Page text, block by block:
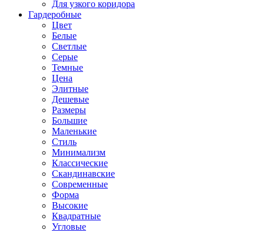
Для узкого коридора
Гардеробные
Цвет
Белые
Светлые
Серые
Темные
Цена
Элитные
Дешевые
Размеры
Большие
Маленькие
Стиль
Минимализм
Классические
Скандинавские
Современные
Форма
Высокие
Квадратные
Угловые